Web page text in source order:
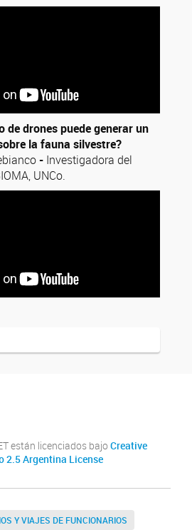
de drones puede generar un
la fauna silvestre?
- Investigadora del
UNCo.
están licenciados bajo Creative
2.5 Argentina License
Y VIAJES DE FUNCIONARIOS